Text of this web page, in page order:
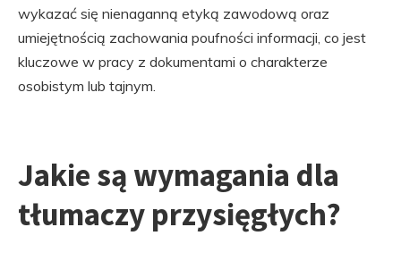
wykazać się nienaganną etyką zawodową oraz
umiejętnością zachowania poufności informacji, co jest
kluczowe w pracy z dokumentami o charakterze
osobistym lub tajnym.
Jakie są wymagania dla
tłumaczy przysięgłych?